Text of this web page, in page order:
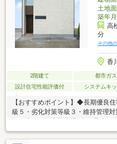
土地
築年月
高
分
その他
香
2階建て 都市ガス
設計住宅性能評価付
システムキ
【おすすめポイント】◆長期優良
級５・劣化対策等級３・維持管理
リビング階段